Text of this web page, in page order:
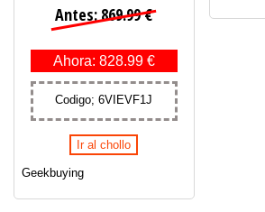
Antes: 869.99 €
Ahora: 828.99 €
Codigo; 6VIEVF1J
Ir al chollo
Geekbuying